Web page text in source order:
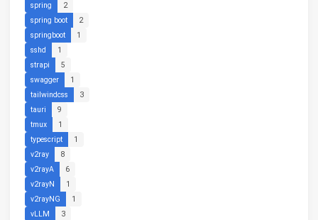
spring
2
spring boot
2
springboot
1
sshd
1
strapi
5
swagger
1
tailwindcss
3
tauri
9
tmux
1
typescript
1
v2ray
8
v2rayA
6
v2rayN
1
v2rayNG
1
vLLM
3